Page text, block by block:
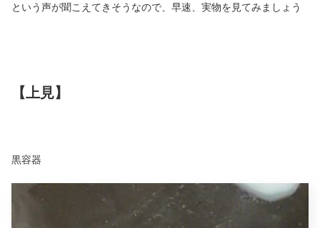
という声が聞こえてきそうなので、早速、実物を見てみましょう
【上見】
黒容器